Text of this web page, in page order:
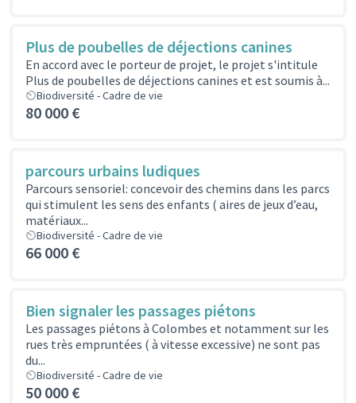
Plus de poubelles de déjections canines
En accord avec le porteur de projet, le projet s'intitule
Plus de poubelles de déjections canines et est soumis à...
Biodiversité - Cadre de vie
80 000 €
parcours urbains ludiques
Parcours sensoriel: concevoir des chemins dans les parcs
qui stimulent les sens des enfants ( aires de jeux d’eau,
matériaux...
Biodiversité - Cadre de vie
66 000 €
Bien signaler les passages piétons
Les passages piétons à Colombes et notamment sur les
rues très empruntées ( à vitesse excessive) ne sont pas
du...
Biodiversité - Cadre de vie
50 000 €